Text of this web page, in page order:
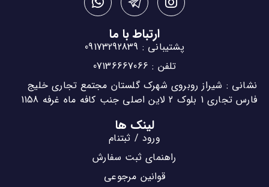
ارتباط با ما
پشتیبانی : 09173292839
تلفن : 07136667066
نشانی : شیراز روبروی شهرک گلستان مجتمع تجاری خلیج
فارس تجاری 1 بلوک 2 لاین اصلی جنب کافه ماه غرفه 1158
لینک ها
ورود / ثبتنام
راهنمای ثبت سفارش
قوانین مرجوعی